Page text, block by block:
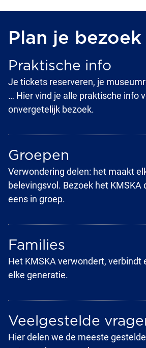
Plan je bezoek
Praktische info
Je tickets reserveren, je
… Hier vind je alle praktische info
onvergetelijk bezoek.
Groepen
Verwondering delen: het maakt
belevingsvol. Bezoek het KMSKA
eens in groep.
Families
Het KMSKA verwondert, verbindt
elke generatie.
Veelgestelde
Hier delen we de meeste